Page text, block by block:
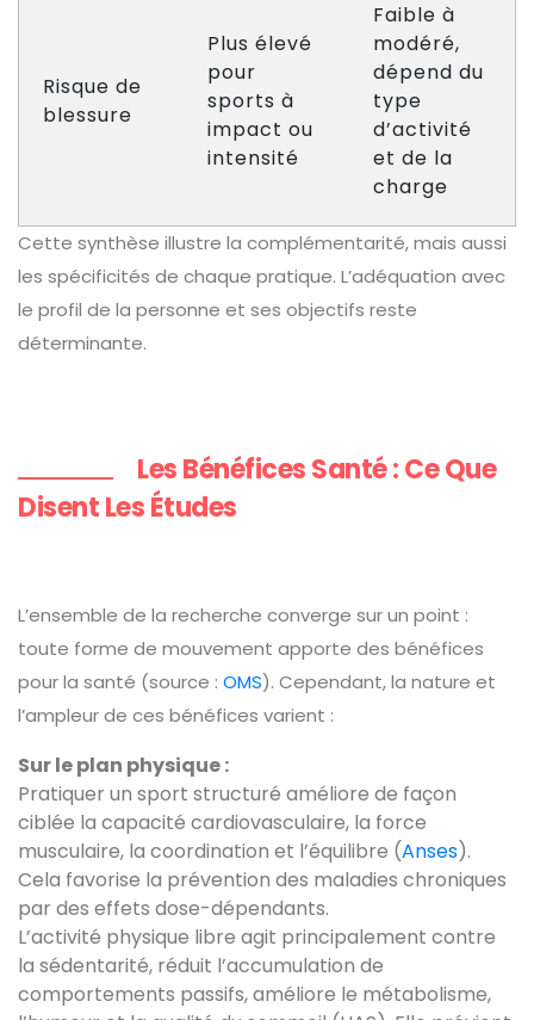
Risque de
blessure
Plus élevé
pour
sports à
impact ou
intensité
Faible à
modéré,
dépend du
type
d’activité
et de la
charge
Cette synthèse illustre la complémentarité, mais aussi
les spécificités de chaque pratique. L’adéquation avec
le profil de la personne et ses objectifs reste
déterminante.
Les Bénéfices Santé : Ce Que
Disent Les Études
L’ensemble de la recherche converge sur un point :
toute forme de mouvement apporte des bénéfices
pour la santé (source : OMS). Cependant, la nature et
l’ampleur de ces bénéfices varient :
Sur le plan physique :
Pratiquer un sport structuré améliore de façon
ciblée la capacité cardiovasculaire, la force
musculaire, la coordination et l’équilibre (Anses).
Cela favorise la prévention des maladies chroniques
par des effets dose-dépendants.
L’activité physique libre agit principalement contre
la sédentarité, réduit l’accumulation de
comportements passifs, améliore le métabolisme,